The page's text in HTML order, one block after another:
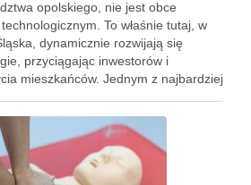
opolskiego, nie jest obce
To właśnie tutaj, w
dynamicznie rozwijają się
przyciągając inwestorów i
mieszkańców. Jednym z najbardziej
jak AirMax, którzy oferują
Jak …